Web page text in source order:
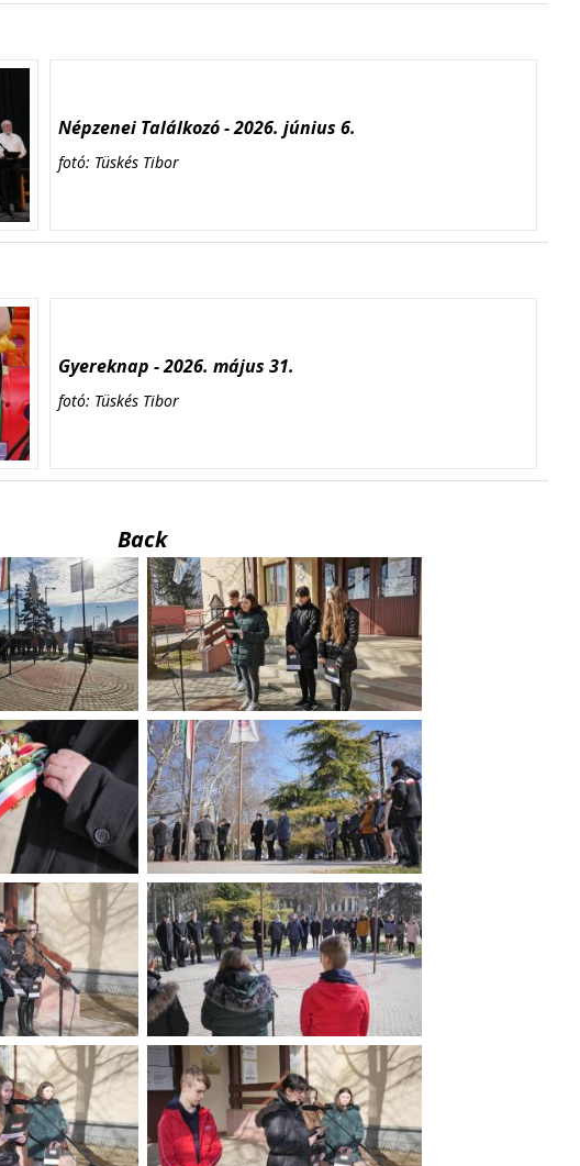
Népzenei Találkozó - 2026. június 6.
fotó: Tüskés Tibor
Gyereknap - 2026. május 31.
fotó: Tüskés Tibor
Back